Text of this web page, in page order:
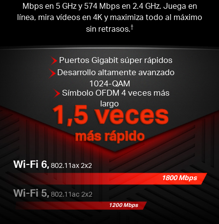
Mbps en 5 GHz y 574 Mbps en 2.4 GHz. Juega en
línea, mira vídeos en 4K y maximiza todo al máximo
sin retrasos.†
1,5 veces
más rápido
Wi-Fi 6, 802.11ax 2x2
Wi-Fi 5, 802.11ac 2x2
1800 Mbps
1200 Mbps
Puertos Gigabit súper rápidos
Desarrollo altamente avanzado
1024-QAM
Símbolo OFDM 4 veces más
largo